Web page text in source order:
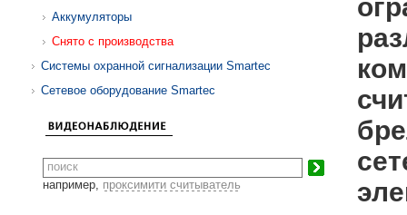
Аккумуляторы
Снято с производства
Системы охранной сигнализации Smartec
Сетевое оборудование Smartec
например, проксимити считыватель